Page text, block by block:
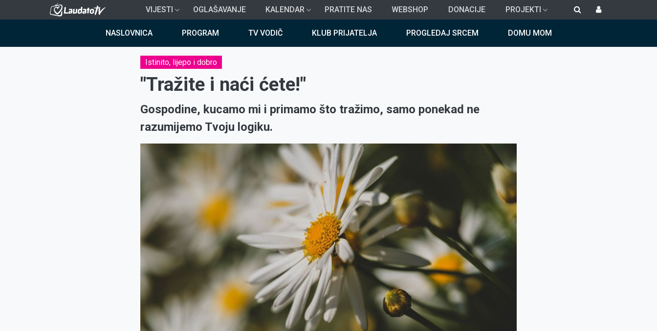
na
VIJESTI OGLAŠAVANJE KALENDAR PRATITE NAS WEBSHOP DONACIJE PROJEKTI
NASLOVNICA PROGRAM TV VODIČ KLUB PRIJATELJA PROGLEDAJ SRCEM DOMU MOM
Istinito, lijepo i dobro
"Tražite i naći ćete!"
Gospodine, kucamo mi i primamo što tražimo, samo ponekad ne
razumijemo Tvoju logiku.